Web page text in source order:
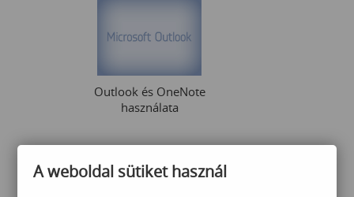
Outlook és OneNote
használata
49 000Ft
A weboldal sütiket használ